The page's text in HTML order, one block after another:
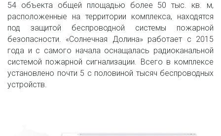
54 объекта общей площадью более 50 тыс. кв. м,
расположенные на территории комплекса, находятся
под защитой беспроводной системы пожарной
безопасности. «Солнечная Долина» работает с 2015
года и с самого начала оснащалась радиоканальной
системой пожарной сигнализации. Всего в комплексе
установлено почти 5 с половиной тысяч беспроводных
устройств.